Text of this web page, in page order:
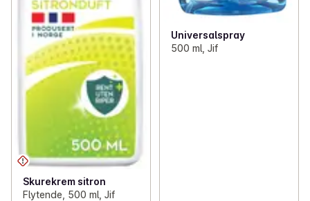
Skurekrem sitron
Flytende, 500 ml, Jif
Universalspray
500 ml, Jif